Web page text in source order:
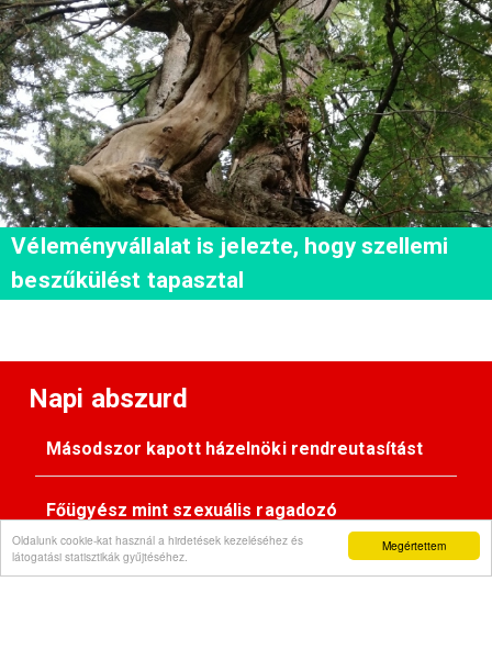
Megértettem
Oldalunk cookie-kat használ a hirdetések kezeléséhez és
látogatási statisztikák gyűjtéséhez.
Véleményvállalat is jelezte, hogy szellemi
beszűkülést tapasztal
Napi abszurd
Másodszor kapott házelnöki rendreutasítást
Főügyész mint szexuális ragadozó
Pimasz önkényúr